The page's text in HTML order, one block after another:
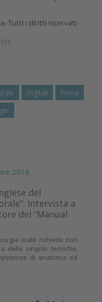
Tutti i diritti riservati
Digitali
Prima
2018
del
Intervista a
del “Manual
orale richiede non
delle singole tecniche,
di anatomia ed